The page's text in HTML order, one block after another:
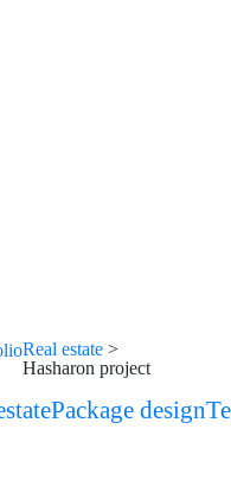
Package design
Real estate >
Hasharon project